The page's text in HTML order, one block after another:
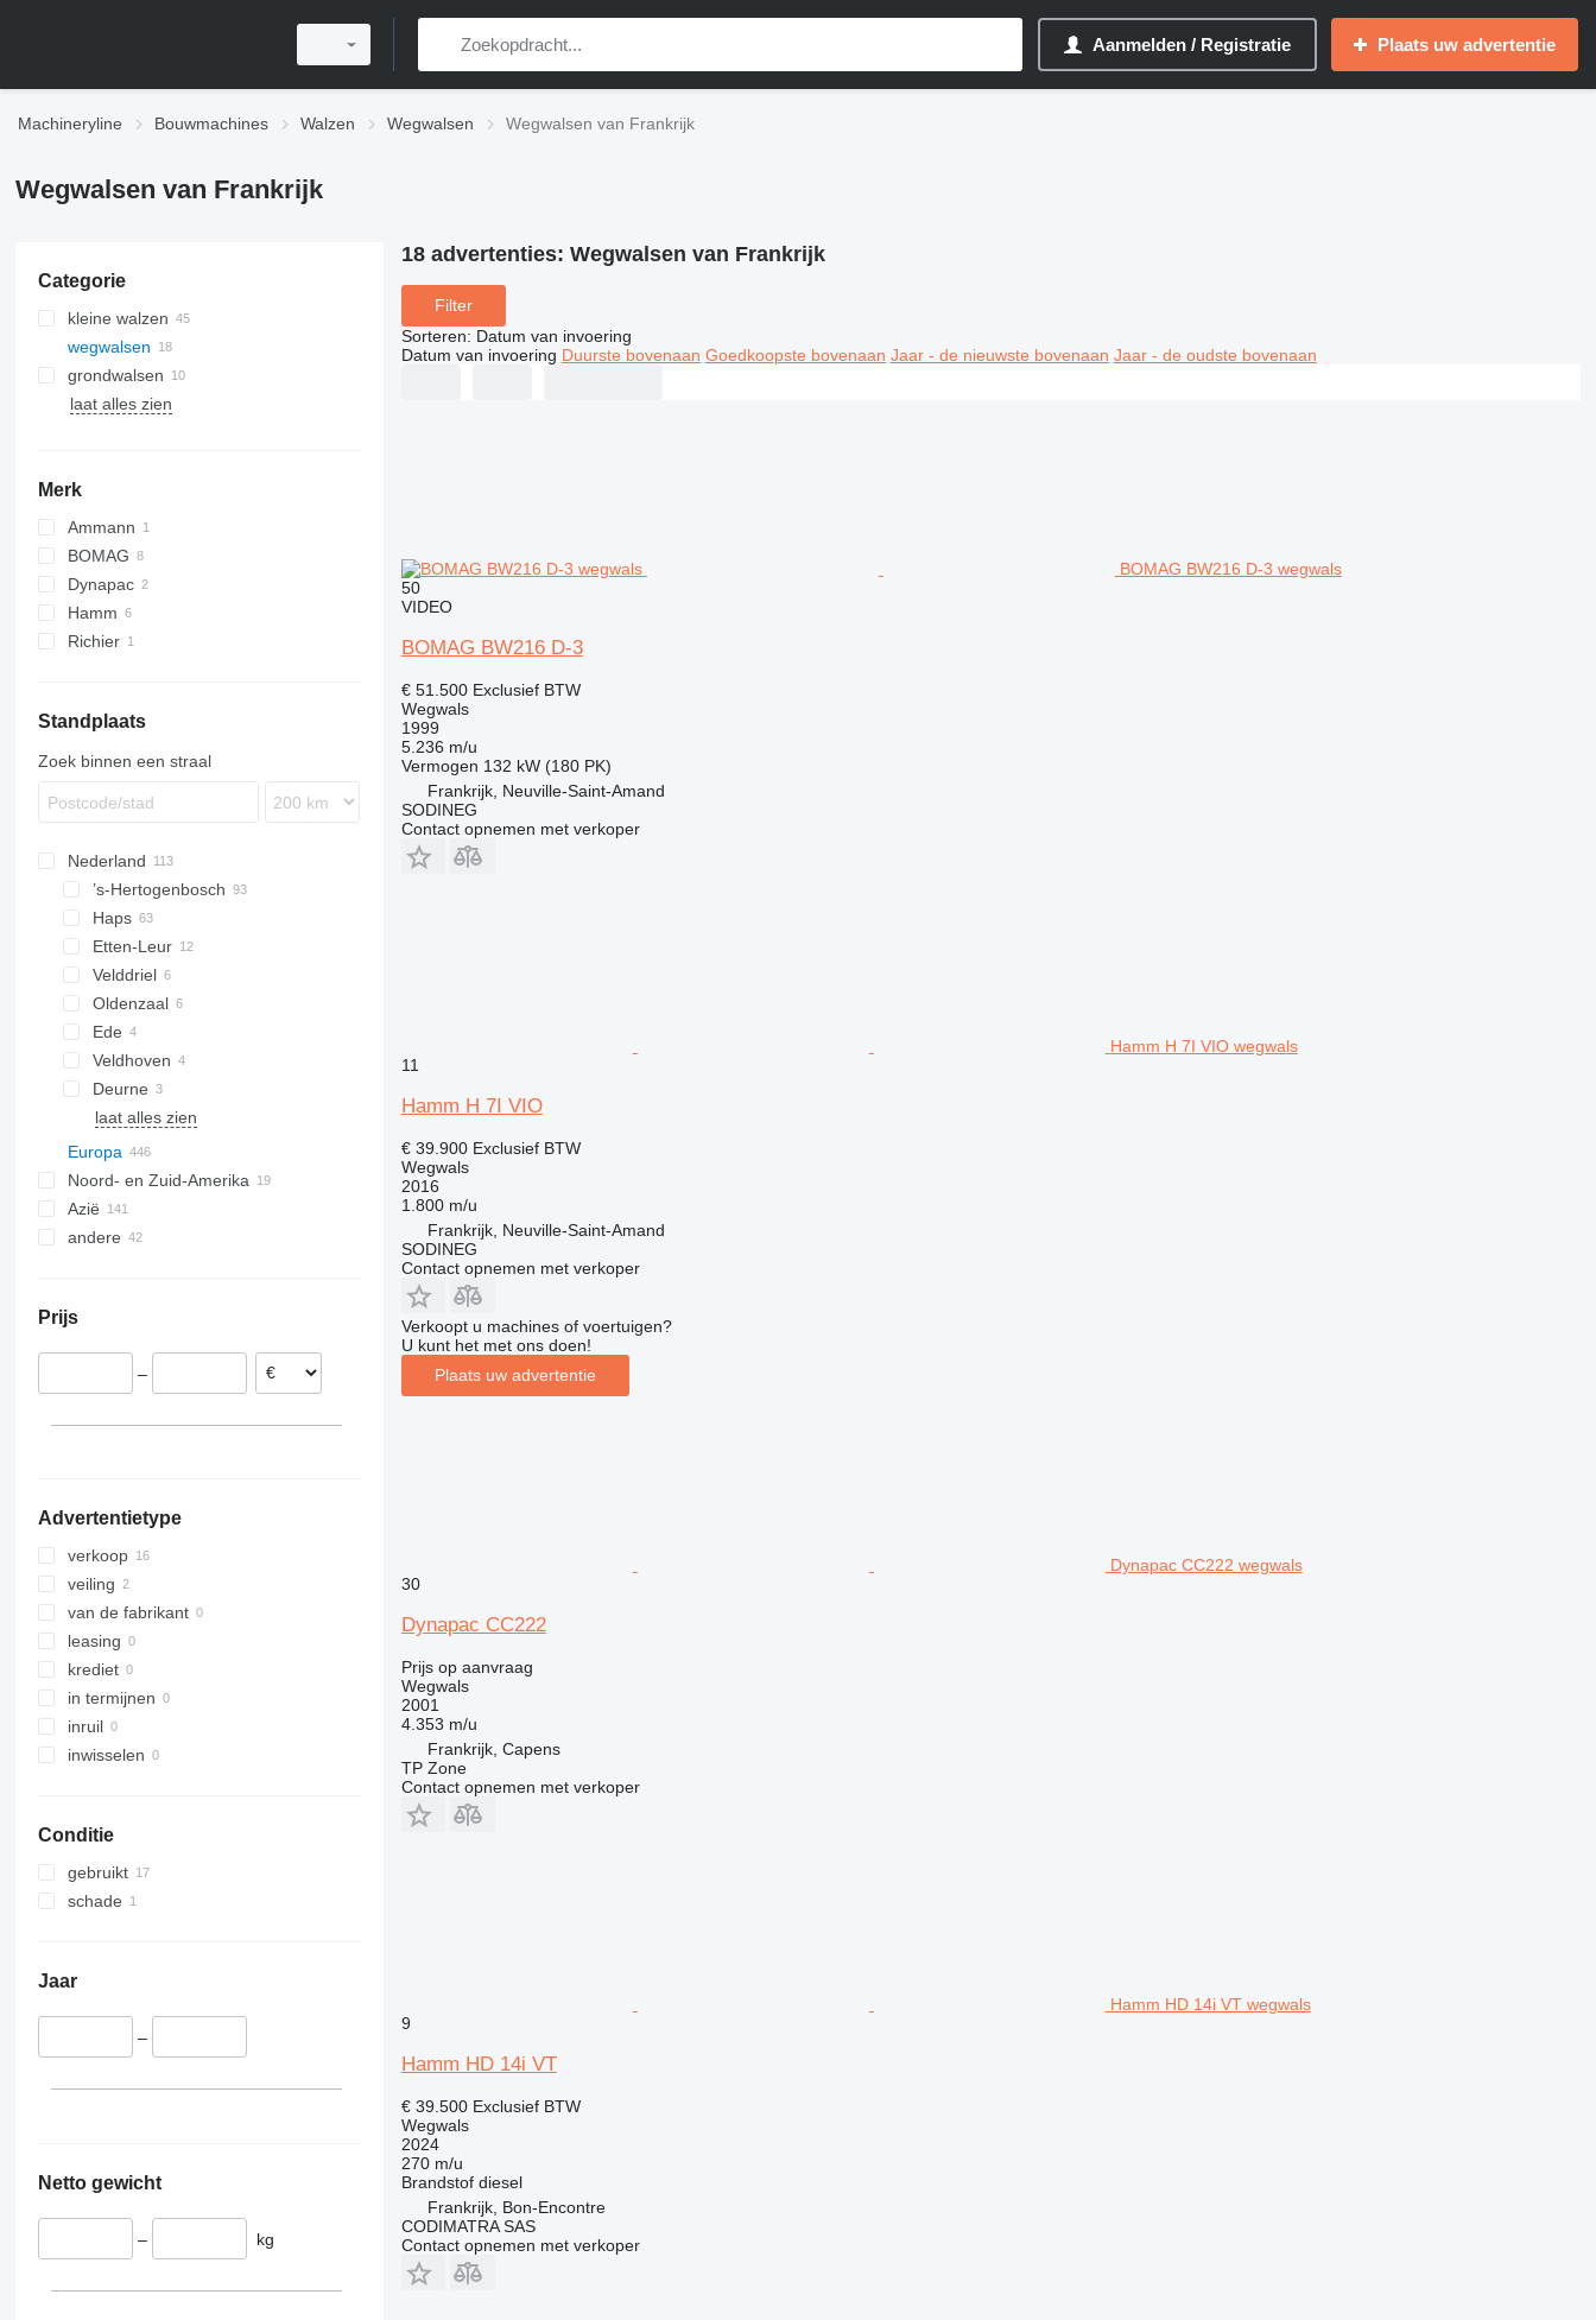
Aanmelden / Registratie Plaats uw advertentie
Machineryline Bouwmachines Walzen Wegwalsen Wegwalsen van Frankrijk
Wegwalsen van Frankrijk
Categorie
kleine walzen
wegwalsen
grondwalsen
laat alles zien
Merk
Ammann
AV
BOMAG
BW
Dynapac
CC
Hamm
H-series
Richier
Standplaats
Zoek binnen een straal
Nederland
’s-Hertogenbosch
Haps
Etten-Leur
Velddriel
Oldenzaal
Ede
Veldhoven
Deurne
laat alles zien
Europa
Polen
Duitsland
Roemenië
Verenigd Koninkrijk
Frankrijk
Capens
Lillers
Fraize
Saint-Aubin-sur-Gaillon
laat alles zien
Noord- en Zuid-Amerika
Mexico
VS
Azië
China
Israël
Vietnam
andere
Zuid-Afrika
Uruguay
Prijs
–
Advertentietype
verkoop
veiling
van de fabrikant
leasing
krediet
in termijnen
inruil
inwisselen
Conditie
gebruikt
schade
Jaar
–
Netto gewicht
– kg
18 advertenties: Wegwalsen van Frankrijk
Filter
Sorteren: Datum van invoering
Datum van invoering Duurste bovenaan Goedkoopste bovenaan Jaar - de nieuwste bovenaan Jaar - de oudste bovenaan
BOMAG BW216 D-3 wegwals
50
VIDEO
BOMAG BW216 D-3
€ 51.500 Exclusief BTW
Wegwals
1999
5.236 m/u
Vermogen 132 kW (180 PK)
Frankrijk, Neuville-Saint-Amand
SODINEG
Contact opnemen met verkoper
Hamm H 7I VIO wegwals
11
Hamm H 7I VIO
€ 39.900 Exclusief BTW
Wegwals
2016
1.800 m/u
Frankrijk, Neuville-Saint-Amand
SODINEG
Contact opnemen met verkoper
Verkoopt u machines of voertuigen?
U kunt het met ons doen!
Plaats uw advertentie
Dynapac CC222 wegwals
30
Dynapac CC222
Prijs op aanvraag
Wegwals
2001
4.353 m/u
Frankrijk, Capens
TP Zone
Contact opnemen met verkoper
Hamm HD 14i VT wegwals
9
Hamm HD 14i VT
€ 39.500 Exclusief BTW
Wegwals
2024
270 m/u
Brandstof diesel
Frankrijk, Bon-Encontre
CODIMATRA SAS
Contact opnemen met verkoper